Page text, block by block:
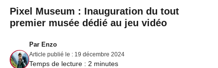
Pixel Museum : Inauguration du tout
premier musée dédié au jeu vidéo
Par Enzo
Article publié le : 19 décembre 2024
Temps de lecture : 2 minutes